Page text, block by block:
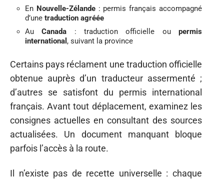
En Nouvelle-Zélande: permis français accompagné
d’une traduction agréée
AuCanada : traduction officielle oupermis
international , suivant la province
Certains pays réclament une traduction officielle
obtenue auprès d’un traducteur assermenté ;
d’autres se satisfont du permis international
français. Avant tout déplacement, examinez les
consignes actuelles en consultant des sources
actualisées. Un document manquant bloque
parfois l’accès à la route.
Il n’existe pas de recette universelle : chaque